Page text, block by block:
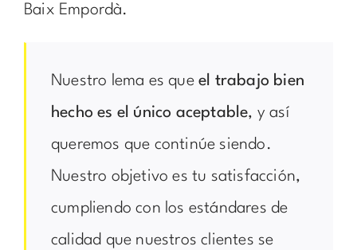
Baix Empordà.
Nuestro lema es queel trabajo bien
hecho es el único aceptable, y así
queremos que continúe siendo.
Nuestro objetivo es tu satisfacción,
cumpliendo con los estándares de
calidad que nuestros clientes se